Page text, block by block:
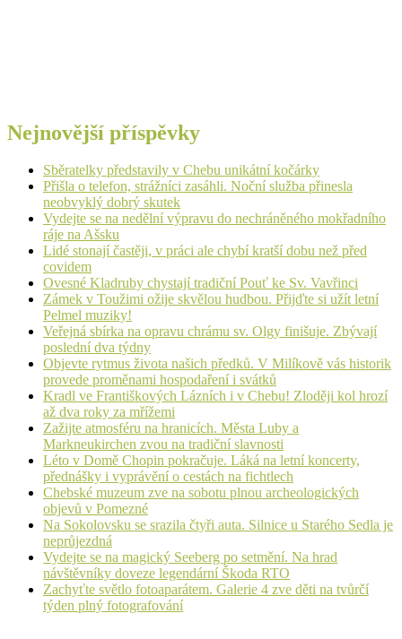
Nejnovější příspěvky
Sběratelky představily v Chebu unikátní kočárky
Přišla o telefon, strážníci zasáhli. Noční služba přinesla
neobvyklý dobrý skutek
Vydejte se na nedělní výpravu do nechráněného mokřadního
ráje na Ašsku
Lidé stonají častěji, v práci ale chybí kratší dobu než před
covidem
Ovesné Kladruby chystají tradiční Pouť ke Sv. Vavřinci
Zámek v Toužimi ožije skvělou hudbou. Přijďte si užít letní
Pelmel muziky!
Veřejná sbírka na opravu chrámu sv. Olgy finišuje. Zbývají
poslední dva týdny
Objevte rytmus života našich předků. V Milíkově vás historik
provede proměnami hospodaření i svátků
Kradl ve Františkových Lázních i v Chebu! Zloději kol hrozí
až dva roky za mřížemi
Zažijte atmosféru na hranicích. Města Luby a
Markneukirchen zvou na tradiční slavnosti
Léto v Domě Chopin pokračuje. Láká na letní koncerty,
přednášky i vyprávění o cestách na fichtlech
Chebské muzeum zve na sobotu plnou archeologických
objevů v Pomezné
Na Sokolovsku se srazila čtyři auta. Silnice u Starého Sedla je
neprůjezdná
Vydejte se na magický Seeberg po setmění. Na hrad
návštěvníky doveze legendární Škoda RTO
Zachyťte světlo fotoaparátem. Galerie 4 zve děti na tvůrčí
týden plný fotografování